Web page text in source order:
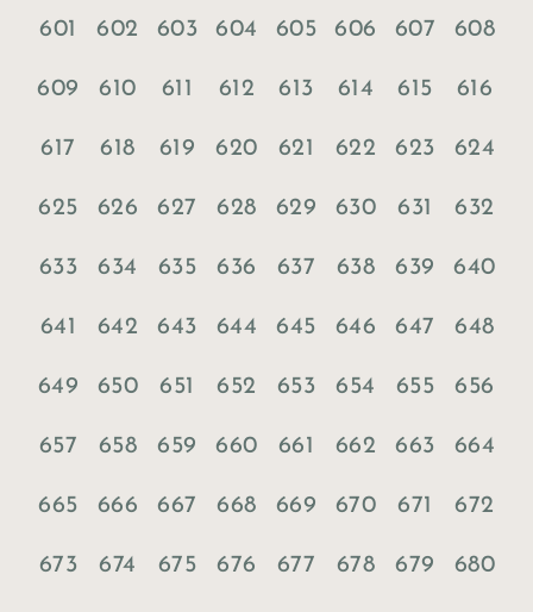
601 602 603 604 605 606 607 608
609 610 611 612 613 614 615 616
617 618 619 620 621 622 623 624
625 626 627 628 629 630 631 632
633 634 635 636 637 638 639 640
641 642 643 644 645 646 647 648
649 650 651 652 653 654 655 656
657 658 659 660 661 662 663 664
665 666 667 668 669 670 671 672
673 674 675 676 677 678 679 680